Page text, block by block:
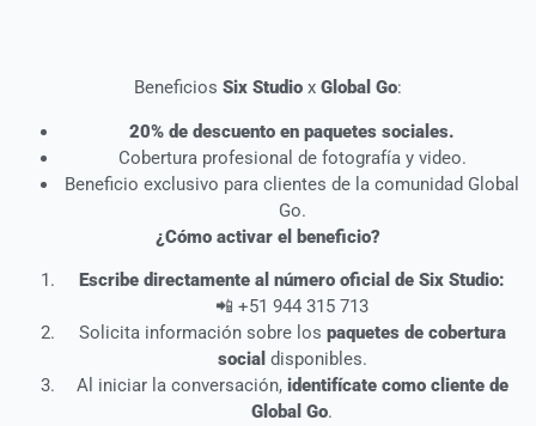
Beneficios Six Studio x Global Go:
20% de descuento en paquetes sociales.
Cobertura profesional de fotografía y video.
Beneficio exclusivo para clientes de la comunidad Global
Go.
¿Cómo activar el beneficio?
Escribe directamente al número oficial de Six Studio:
📲 +51 944 315 713
Solicita información sobre los paquetes de cobertura
social disponibles.
Al iniciar la conversación, identifícate como cliente de
Global Go.